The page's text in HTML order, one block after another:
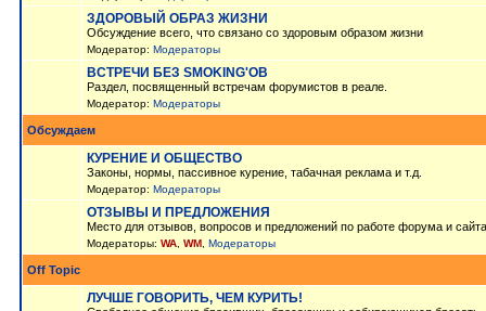
ЗДОРОВЫЙ ОБРАЗ ЖИЗНИ
Обсуждение всего, что связано со здоровым образом жизни
Модератор: Модераторы
ВСТРЕЧИ БЕЗ SMOKING'OB
Раздел, посвященный встречам форумистов в реале.
Модератор: Модераторы
Обсуждаем
КУРЕНИЕ И ОБЩЕСТВО
Законы, нормы, пассивное курение, табачная реклама и т.д.
Модератор: Модераторы
ОТЗЫВЫ И ПРЕДЛОЖЕНИЯ
Место для отзывов, вопросов и предложений по работе форума и сайта
Модераторы: WA WM Модераторы
Off Topic
ЛУЧШЕ ГОВОРИТЬ, ЧЕМ КУРИТЬ!